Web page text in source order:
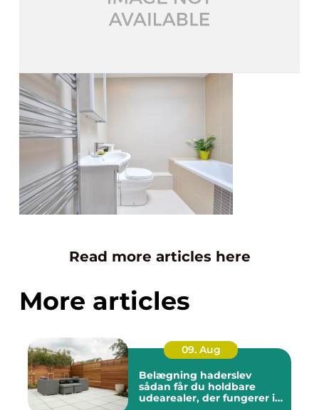
Read more articles here
More articles
09. Aug
Belægning haderslev
sådan får du holdbare
udearealer, der fungerer i